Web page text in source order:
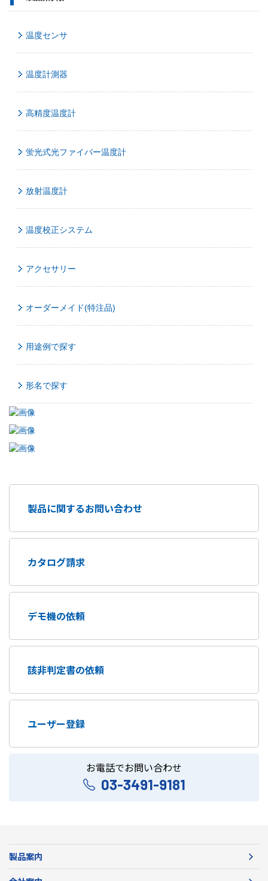
温度センサ
温度計測器
高精度温度計
蛍光式光ファイバー温度計
放射温度計
温度校正システム
アクセサリー
オーダーメイド(特注品)
用途例で探す
形名で探す
製品に関するお問い合わせ
カタログ請求
デモ機の依頼
該非判定書の依頼
ユーザー登録
お電話でお問い合わせ
03-3491-9181
製品案内